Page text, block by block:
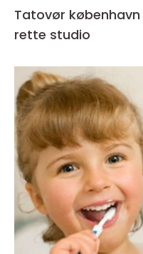
Tatovør københavn sådan finder du det
rette studio